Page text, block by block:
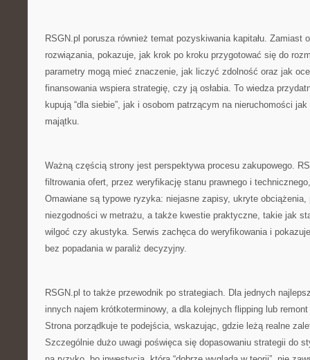
RSGN.pl porusza również temat pozyskiwania kapitału. Zamiast
rozwiązania, pokazuje, jak krok po kroku przygotować się do
parametry mogą mieć znaczenie, jak liczyć zdolność oraz jak
finansowania wspiera strategię, czy ją osłabia. To wiedza
kupują “dla siebie”, jak i osobom patrzącym na nieruchomości
majątku.
Ważną częścią strony jest perspektywa procesu zakupowego.
filtrowania ofert, przez weryfikację stanu prawnego i
Omawiane są typowe ryzyka: niejasne zapisy, ukryte
niezgodności w metrażu, a także kwestie praktyczne, takie jak
wilgoć czy akustyka. Serwis zachęca do weryfikowania i
bez popadania w paraliż decyzyjny.
RSGN.pl to także przewodnik po strategiach. Dla jednych
innych najem krótkoterminowy, a dla kolejnych flipping lub
Strona porządkuje te podejścia, wskazując, gdzie leżą realne
Szczególnie dużo uwagi poświęca się dopasowaniu strategii do